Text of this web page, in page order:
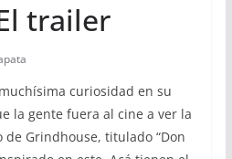
trailer
curiosidad en su
la gente fuera al cine a ver la
Grindhouse, titulado “Don